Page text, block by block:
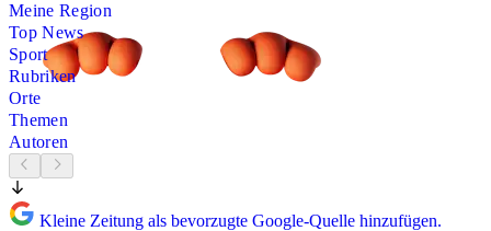
Meine Region
Top News
Sport
Rubriken
Orte
Themen
Autoren
Kleine Zeitung als bevorzugte Google-Quelle hinzufügen.